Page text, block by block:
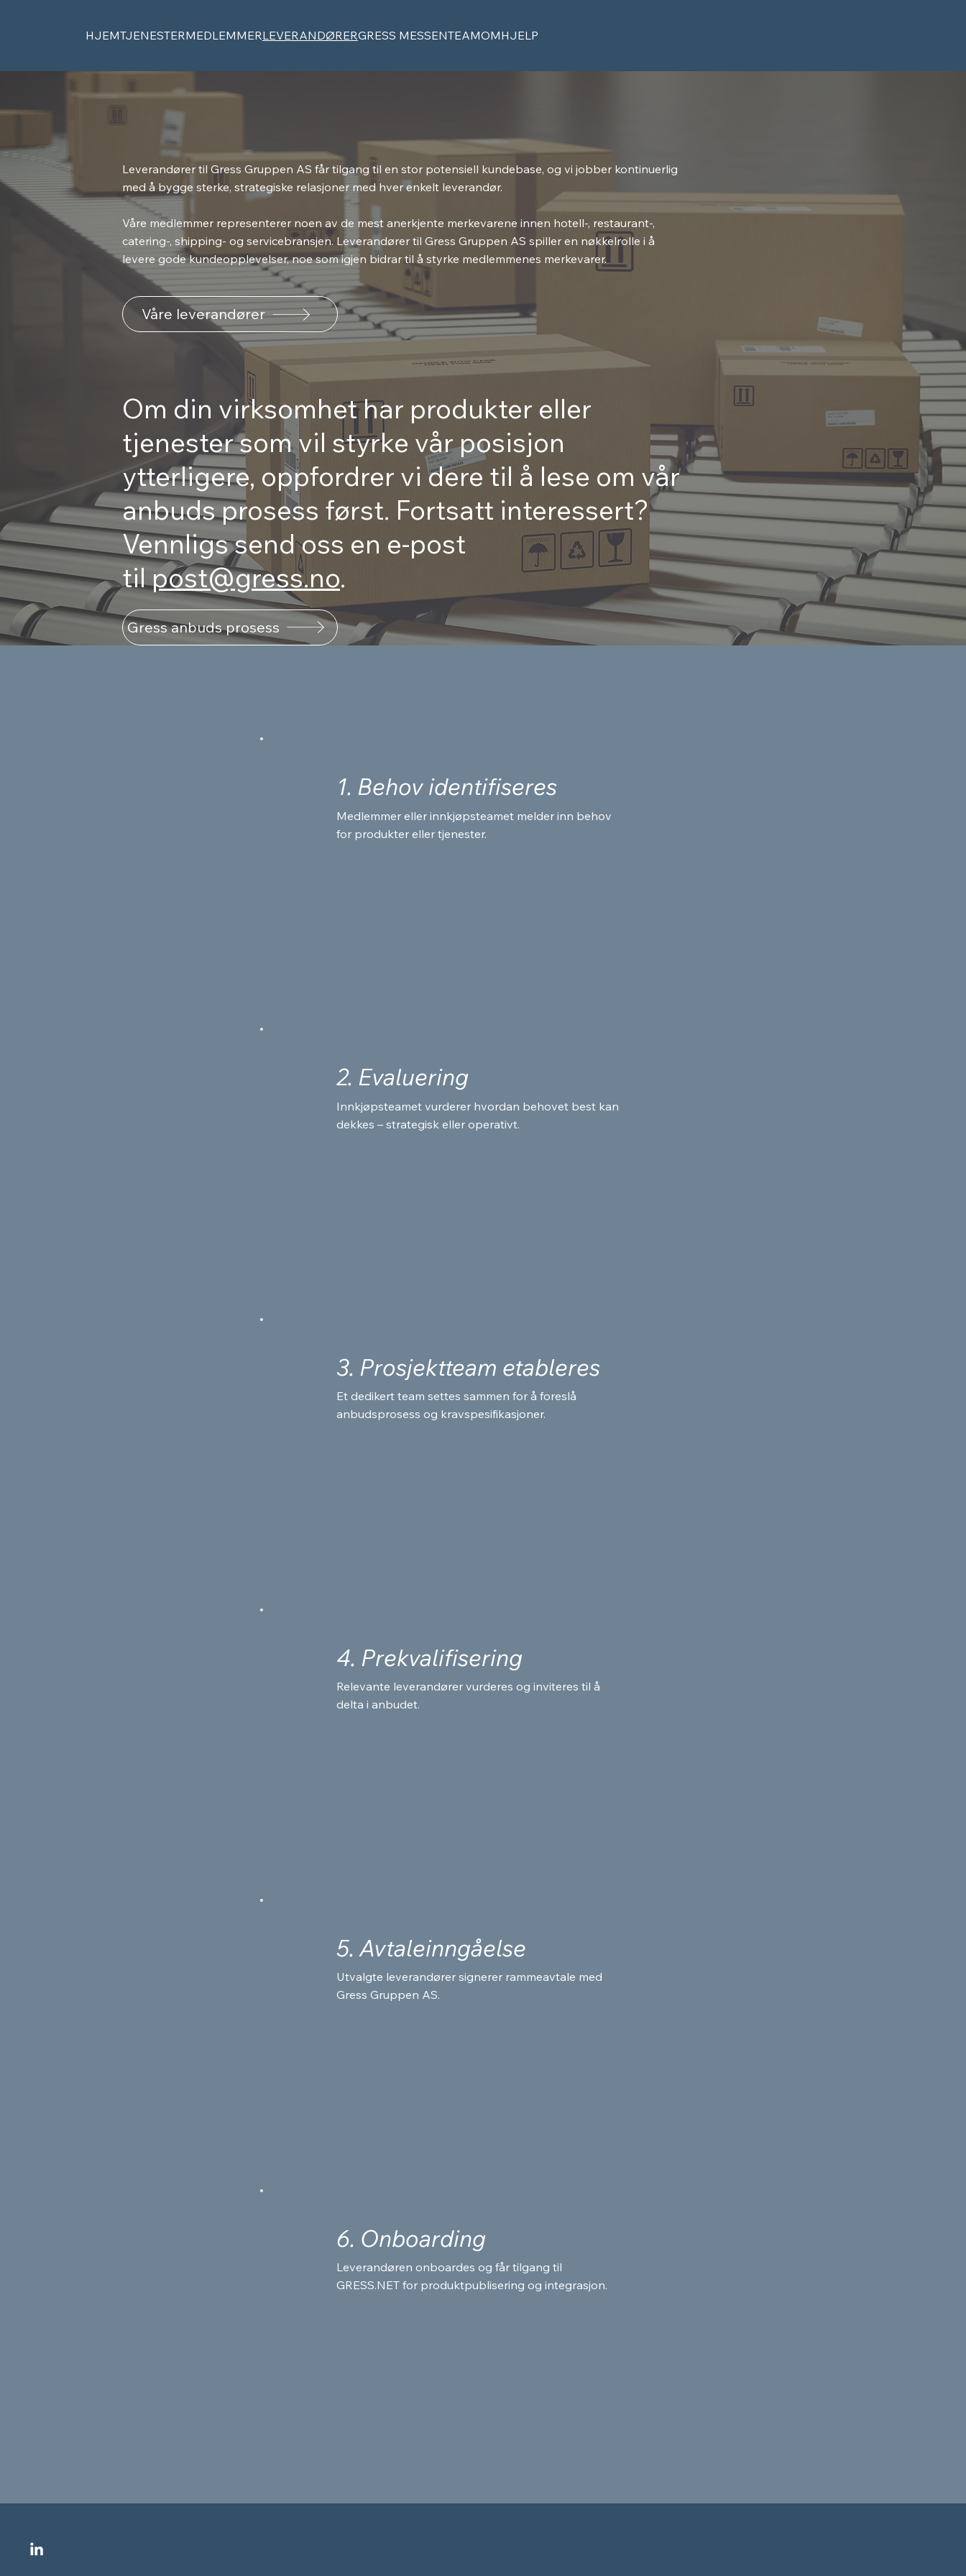
HJEMTJENESTERMEDLEMMERLEVERANDØRERGRESS MESSENTEAMOMHJELP
Leverandører til Gress Gruppen AS får tilgang til en stor potensiell kundebase, og vi jobber kontinuerlig
med å bygge sterke, strategiske relasjoner med hver enkelt leverandør.
Våre medlemmer representerer noen av de mest anerkjente merkevarene innen hotell-, restaurant-,
catering-, shipping- og servicebransjen. Leverandører til Gress Gruppen AS spiller en nøkkelrolle i å
levere gode kundeopplevelser, noe som igjen bidrar til å styrke medlemmenes merkevarer.
Våre leverandører
Om din virksomhet har produkter eller
tjenester som vil styrke vår posisjon
ytterligere, oppfordrer vi dere til å lese om vår
anbuds prosess først. Fortsatt interessert?
Vennligs send oss en e-post
tilpost@gress.no.​
Gress anbuds prosess
1. Behov identifiseres
Medlemmer eller innkjøpsteamet melder inn behov
for produkter eller tjenester.
2. Evaluering
Innkjøpsteamet vurderer hvordan behovet best kan
dekkes – strategisk eller operativt.
3. Prosjektteam etableres
Et dedikert team settes sammen for å foreslå
anbudsprosess og kravspesifikasjoner.
4. Prekvalifisering
Relevante leverandører vurderes og inviteres til å
delta i anbudet.
5. Avtaleinngåelse
Utvalgte leverandører signerer rammeavtale med
Gress Gruppen AS.
6. Onboarding
Leverandøren onboardes og får tilgang til
GRESS.NET for produktpublisering og integrasjon.